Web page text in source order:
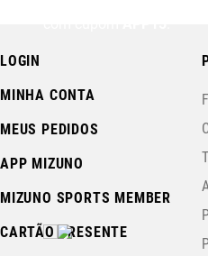
LOGIN
MINHA CONTA
MEUS PEDIDOS
APP MIZUNO
MIZUNO SPORTS MEMBER
CARTÃO PRESENTE